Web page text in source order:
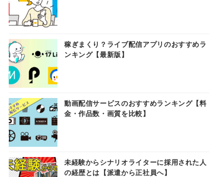
稼ぎまくり？ライブ配信アプリのおすすめラ
ンキング【最新版】
動画配信サービスのおすすめランキング【料
金・作品数・画質を比較】
未経験からシナリオライターに採用された人
の経歴とは【派遣から正社員へ】